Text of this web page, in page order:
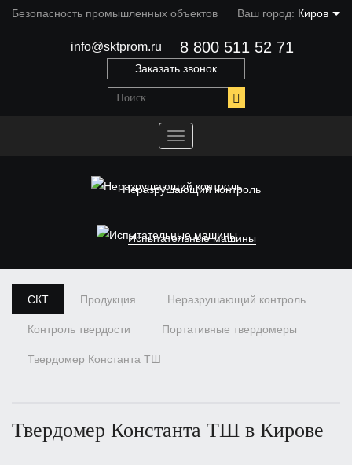
Безопасность промышленных объектов Ваш город: Киров
info@sktprom.ru 8 800 511 52 71
Заказать звонок
Переключить
навигацию
Неразрушающий контроль
Испытательные машины
СКТ Продукция Неразрушающий контроль
Контроль твердости Портативные твердомеры
Твердомер Константа ТШ
Твердомер Константа ТШ в Кирове